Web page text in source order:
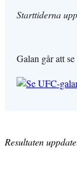
Starttiderna
Galan går att
Resultaten